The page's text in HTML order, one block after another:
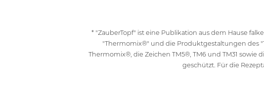
* "ZauberTopf" ist eine Publikation aus dem Hause
"Thermomix®" und die Produktgestaltungen des
Thermomix®, die Zeichen TM5®, TM6 und TM31
geschützt. Für die